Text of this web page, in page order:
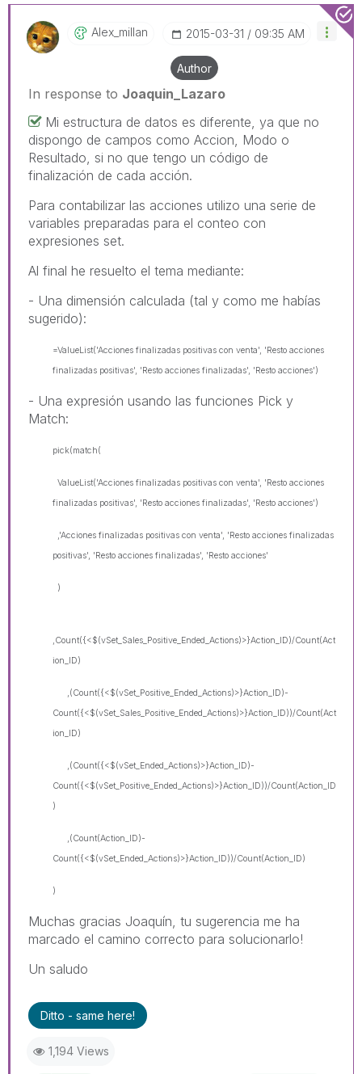
Alex_millan ‎2015-03-31 09:35 AM
Author
In response to Joaquin_Lazaro
Mi estructura de datos es diferente, ya que no
dispongo de campos como Accion, Modo o
Resultado, si no que tengo un código de
finalización de cada acción.
Para contabilizar las acciones utilizo una serie de
variables preparadas para el conteo con
expresiones set.
Al final he resuelto el tema mediante:
- Una dimensión calculada (tal y como me habías
sugerido):
=ValueList('Acciones finalizadas positivas con venta', 'Resto acciones
finalizadas positivas', 'Resto acciones finalizadas', 'Resto acciones')
- Una expresión usando las funciones Pick y
Match:
pick(match(
ValueList('Acciones finalizadas positivas con venta', 'Resto acciones
finalizadas positivas', 'Resto acciones finalizadas', 'Resto acciones')
,'Acciones finalizadas positivas con venta', 'Resto acciones finalizadas
positivas', 'Resto acciones finalizadas', 'Resto acciones'
)
,Count({<$(vSet_Sales_Positive_Ended_Actions)>}Action_ID)/Count(Act
ion_ID)
,(Count({<$(vSet_Positive_Ended_Actions)>}Action_ID)-
Count({<$(vSet_Sales_Positive_Ended_Actions)>}Action_ID))/Count(Act
ion_ID)
,(Count({<$(vSet_Ended_Actions)>}Action_ID)-
Count({<$(vSet_Positive_Ended_Actions)>}Action_ID))/Count(Action_ID
)
,(Count(Action_ID)-
Count({<$(vSet_Ended_Actions)>}Action_ID))/Count(Action_ID)
)
Muchas gracias Joaquín, tu sugerencia me ha
marcado el camino correcto para solucionarlo!
Un saludo
Ditto - same here!
1,194 Views